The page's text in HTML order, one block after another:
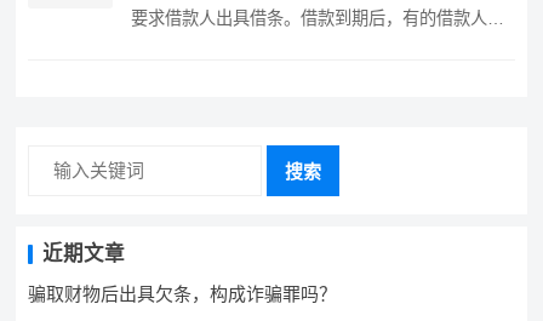
要求借款人出具借条。借款到期后，有的借款人采
搜索
近期文章
骗取财物后出具欠条，构成诈骗罪吗？